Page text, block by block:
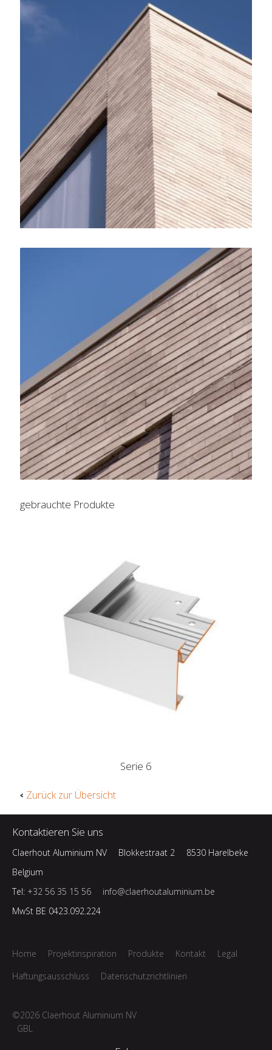
gebrauchte Produkte
Serie 6
Zurück zur Übersicht
Kontaktieren Sie uns
Claerhout Aluminium NV Blokkestraat 2
8530 Harelbeke
Belgium
Tel: +32 56 35 15 56
info@claerhoutaluminium.be
MwSt BE 0423.092.224
Home Projektinspiration Produkte Kontakt
Legal
Haftungsausschluss
Datenschutzrichtlinien
©2026 Claerhout Aluminium NV
GBL